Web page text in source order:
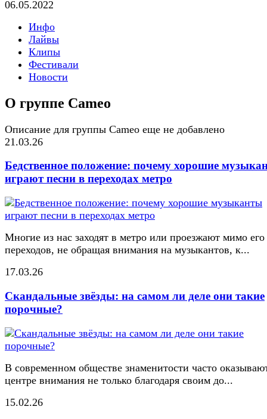
06.05.2022
Инфо
Лайвы
Клипы
Фестивали
Новости
О группе Cameo
Описание для группы Cameo еще не добавлено
21.03.26
Бедственное положение: почему хорошие
играют песни в переходах метро
Многие из нас заходят в метро или проезжают мимо его
переходов, не обращая внимания на музыкантов, к...
17.03.26
Скандальные звёзды: на самом ли деле они такие
порочные?
В современном обществе знаменитости часто
центре внимания не только благодаря своим до...
15.02.26